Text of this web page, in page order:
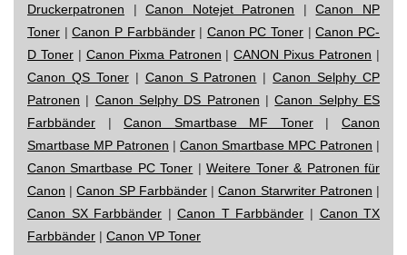
Druckerpatronen |Canon Notejet Patronen |Canon NP
Toner |Canon P Farbbänder| Canon PC Toner |Canon PC-
D Toner| Canon Pixma Patronen |CANON Pixus Patronen |
Canon QS Toner| Canon S Patronen |Canon Selphy CP
Patronen | Canon Selphy DS Patronen |Canon Selphy ES
Farbbänder |Canon Smartbase MF Toner|Canon
Smartbase MP Patronen | Canon Smartbase MPC Patronen |
Canon Smartbase PC Toner |Weitere Toner & Patronen für
Canon |Canon SP Farbbänder|Canon Starwriter Patronen |
Canon SX Farbbänder |Canon T Farbbänder | Canon TX
Farbbänder | Canon VP Toner